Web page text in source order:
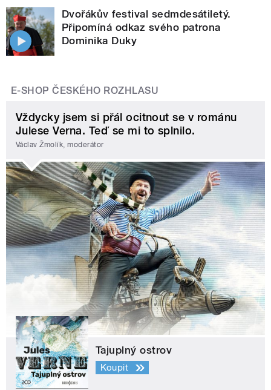
Dvořákův festival sedmdesátiletý.
Připomíná odkaz svého patrona
Dominika Duky
E-SHOP ČESKÉHO ROZHLASU
Vždycky jsem si přál ocitnout se v románu
Julese Verna. Teď se mi to splnilo.
Václav Žmolík, moderátor
Tajuplný ostrov
Koupit